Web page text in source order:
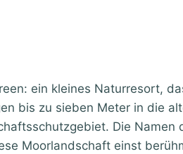
ein kleines Naturresort,
bis zu sieben Meter in die
Die Namen
Moorlandschaft einst